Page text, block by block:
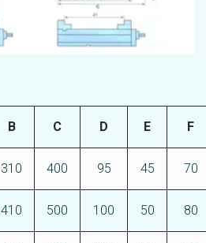
В C D E F
310 400 95 45 70
410 500 100 50 80